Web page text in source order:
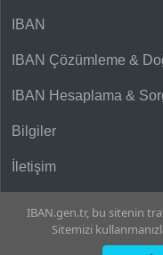
IBAN
IBAN Çözümleme &
IBAN Hesaplama &
Bilgiler
İletişim
IBAN.gen.tr, bu sitenin
Sitemizi